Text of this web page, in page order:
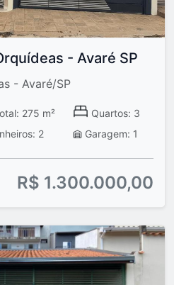
- Avaré SP
- Avaré/SP
275 m²
Quartos: 3
2 Garagem: 1
R$ 1.300.000,00